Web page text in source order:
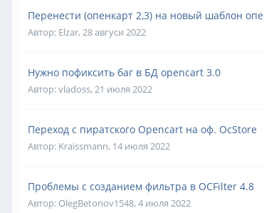
Перенести (опенкарт 2,3) на новый шаблон
Автор: Elzar, 28 авгуси 2022
Нужно пофиксить баг в БД opencart 3.0
Автор:vladoss, 21 июля 2022
Переход с пиратского Opencart на оф. OcStore
Автор: Kraissmann, 14 июля 2022
Проблемы с созданием фильтра в OCFilter 4.8
Автор: OlegBetonov1548, 4 июля 2022